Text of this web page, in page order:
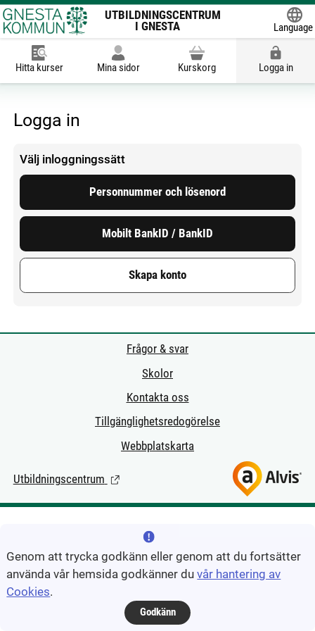
UTBILDNINGSCENTRUM
I GNESTA
Language
Hitta kurser Mina sidor Kurskorg Logga in
Logga in
Välj inloggningssätt
Personnummer och lösenord
Mobilt BankID / BankID
Skapa konto
Frågor & svar
Skolor
Kontakta oss
Tillgänglighetsredogörelse
Webbplatskarta
Utbildningscentrum (Länk till extern sida.)
Genom att trycka godkänn eller genom att du fortsätter
använda vår hemsida godkänner duvår hantering av
Cookies.
Godkänn